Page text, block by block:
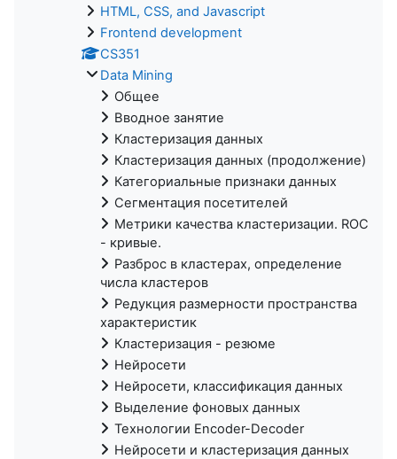
HTML, CSS, and Javascript
Frontend development
CS351
Data Mining
Общее
Вводное занятие
Кластеризация данных
Кластеризация данных (продолжение)
Категориальные признаки данных
Сегментация посетителей
Метрики качества кластеризации. ROC
- кривые.
Разброс в кластерах, определение
числа кластеров
Редукция размерности пространства
характеристик
Кластеризация - резюме
Нейросети
Нейросети, классификация данных
Выделение фоновых данных
Технологии Encoder-Decoder
Нейросети и кластеризация данных